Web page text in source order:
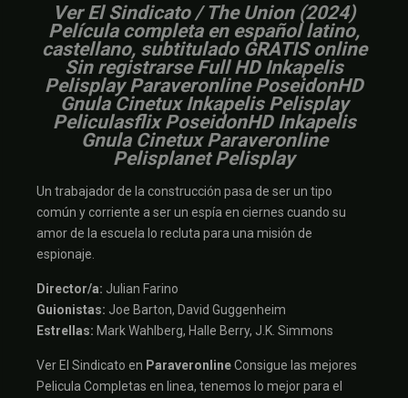
Ver El Sindicato / The Union (2024)
Película completa en español latino,
castellano, subtitulado GRATIS online
Sin registrarse Full HD Inkapelis
Pelisplay Paraveronline PoseidonHD
Gnula Cinetux Inkapelis Pelisplay
Peliculasflix PoseidonHD Inkapelis
Gnula Cinetux Paraveronline
Pelisplanet Pelisplay
Un trabajador de la construcción pasa de ser un tipo
común y corriente a ser un espía en ciernes cuando su
amor de la escuela lo recluta para una misión de
espionaje.
Director/a: Julian Farino
Guionistas: Joe Barton, David Guggenheim
Estrellas: Mark Wahlberg, Halle Berry, J.K. Simmons
Ver El Sindicato en ParaveronlineConsigue las mejores
Pelicula Completas en linea, tenemos lo mejor para el